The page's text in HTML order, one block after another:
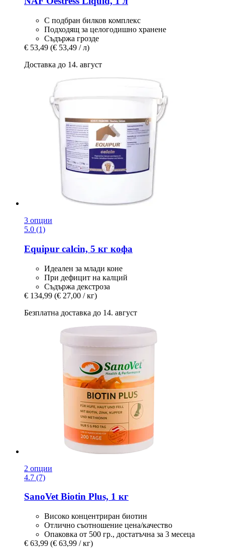
С подбран билков комплекс
Подходящ за целогодишно хранене
Съдържа грозде
€ 53,49 (€ 53,49 / л)
Доставка до 14. август
3 опции
5.0 (1)
Equipur calcin, 5 кг кофа
Идеален за млади коне
При дефицит на калций
Съдържа декстроза
€ 134,99 (€ 27,00 / кг)
Безплатна доставка до 14. август
2 опции
4.7 (7)
SanoVetBiotin Plus, 1 кг
Високо концентриран биотин
Отлично съотношение цена/качество
Опаковка от 500 гр., достатъчна за 3 месеца
€ 63,99 (€ 63,99 / кг)